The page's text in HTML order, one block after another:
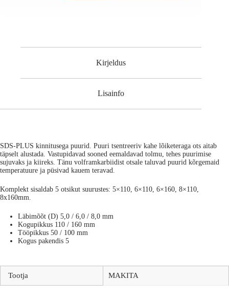
Kirjeldus
Lisainfo
SDS-PLUS kinnitusega puurid. Puuri tsentreeriv kahe lõiketeraga ots aitab
täpselt alustada. Vastupidavad sooned eemaldavad tolmu, tehes puurimise
sujuvaks ja kiireks. Tänu volframkarbiidist otsale taluvad puurid kõrgemaid
temperatuure ja püsivad kauem teravad.
Komplekt sisaldab 5 otsikut suurustes: 5×110, 6×110, 6×160, 8×110,
8x160mm.
Läbimõõt (D) 5,0 / 6,0 / 8,0 mm
Kogupikkus 110 / 160 mm
Tööpikkus 50 / 100 mm
Kogus pakendis 5
Tootja MAKITA